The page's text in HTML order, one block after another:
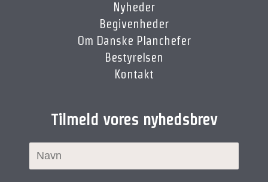
Nyheder
Begivenheder
Om Danske Planchefer
Bestyrelsen
Kontakt
Tilmeld vores nyhedsbrev